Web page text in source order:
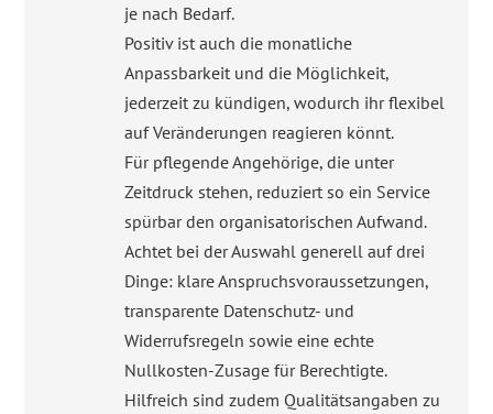
je nach Bedarf.
Positiv ist auch die monatliche
Anpassbarkeit und die Möglichkeit,
jederzeit zu kündigen, wodurch ihr flexibel
auf Veränderungen reagieren könnt.
Für pflegende Angehörige, die unter
Zeitdruck stehen, reduziert so ein Service
spürbar den organisatorischen Aufwand.
Achtet bei der Auswahl generell auf drei
Dinge: klare Anspruchsvoraussetzungen,
transparente Datenschutz- und
Widerrufsregeln sowie eine echte
Nullkosten-Zusage für Berechtigte.
Hilfreich sind zudem Qualitätsangaben zu